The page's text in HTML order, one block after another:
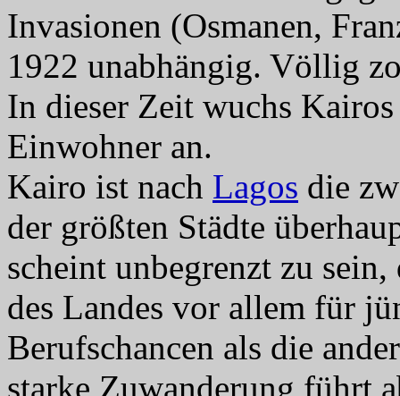
Invasionen (Osmanen,
1922 unabhängig. Völlig
In dieser Zeit wuchs
Einwohner an.
Kairo ist nach Lagos die
der größten Städte
scheint unbegrenzt zu
des Landes vor allem für
Berufschancen als die
starke Zuwanderung führt